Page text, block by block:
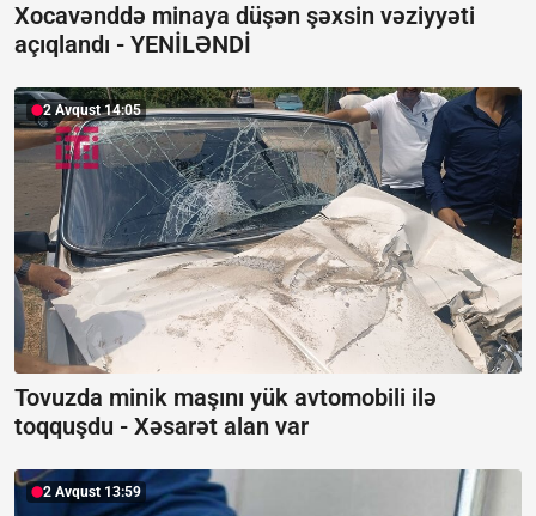
Xocavənddə minaya düşən şəxsin vəziyyəti
açıqlandı - YENİLƏNDİ
2 Avqust 14:05
Tovuzda minik maşını yük avtomobili ilə
toqquşdu - Xəsarət alan var
2 Avqust 13:59